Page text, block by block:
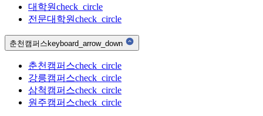
대학원check_circle
전문대학원check_circle
춘천캠퍼스keyboard_arrow_down
춘천캠퍼스check_circle
강릉캠퍼스check_circle
삼척캠퍼스check_circle
원주캠퍼스check_circle